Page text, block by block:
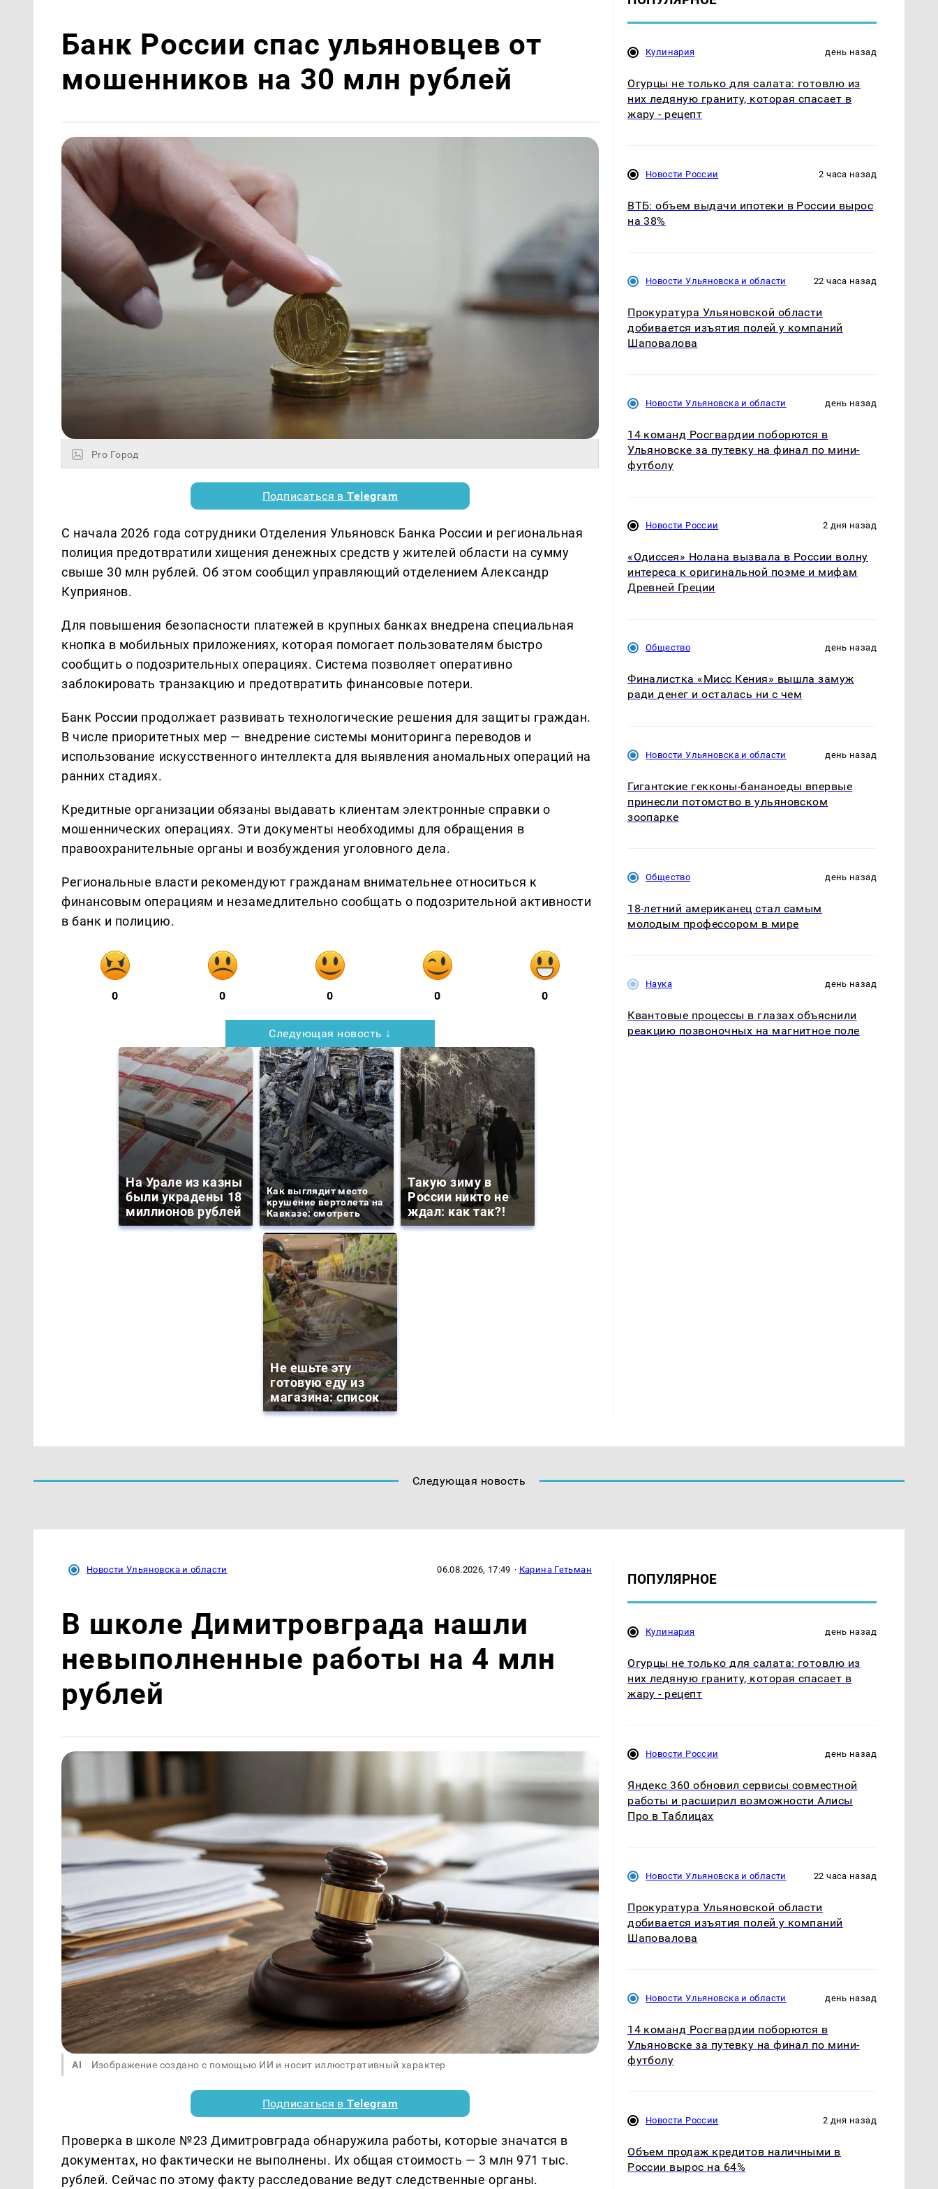
Банк России спас ульяновцев от
мошенников на 30 млн рублей
Pro Город
Подписаться вTelegram
С начала 2026 года сотрудники Отделения Ульяновск Банка России и региональная
полиция предотвратили хищения денежных средств у жителей области на сумму
свыше 30 млн рублей. Об этом сообщил управляющий отделением Александр
Куприянов.
Для повышения безопасности платежей в крупных банках внедрена специальная
кнопка в мобильных приложениях, которая помогает пользователям быстро
сообщить о подозрительных операциях. Система позволяет оперативно
заблокировать транзакцию и предотвратить финансовые потери.
Банк России продолжает развивать технологические решения для защиты граждан.
В числе приоритетных мер — внедрение системы мониторинга переводов и
использование искусственного интеллекта для выявления аномальных операций на
ранних стадиях.
Кредитные организации обязаны выдавать клиентам электронные справки о
мошеннических операциях. Эти документы необходимы для обращения в
правоохранительные органы и возбуждения уголовного дела.
Региональные власти рекомендуют гражданам внимательнее относиться к
финансовым операциям и незамедлительно сообщать о подозрительной активности
в банк и полицию.
0 0 0 0 0
Следующая новость ↓
На Урале из казны
были украдены 18
миллионов рублей
Как выглядит место
крушение вертолета на
Кавказе: смотреть
Такую зиму в
России никто не
ждал: как так?!
Не ешьте эту
готовую еду из
магазина: список
Кулинария день назад
Огурцы не только для салата: готовлю из
них ледяную граниту, которая спасает в
жару - рецепт
Новости России 2 часа назад
ВТБ: объем выдачи ипотеки в России вырос
на 38%
Новости Ульяновска и области 22 часа назад
Прокуратура Ульяновской области
добивается изъятия полей у компаний
Шаповалова
Новости Ульяновска и области день назад
14 команд Росгвардии поборются в
Ульяновске за путевку на финал по мини-
футболу
Новости России 2 дня назад
«Одиссея» Нолана вызвала в России волну
интереса к оригинальной поэме и мифам
Древней Греции
Общество день назад
Финалистка «Мисс Кения» вышла замуж
ради денег и осталась ни с чем
Новости Ульяновска и области день назад
Гигантские гекконы-бананоеды впервые
принесли потомство в ульяновском
зоопарке
Общество день назад
18-летний американец стал самым
молодым профессором в мире
Наука день назад
Квантовые процессы в глазах объяснили
реакцию позвоночных на магнитное поле
Следующая новость
Новости Ульяновска и области 06.08.2026, 17:49 · Карина Гетьман
В школе Димитровграда нашли
невыполненные работы на 4 млн
рублей
AI Изображение создано с помощью ИИ и носит иллюстративный характер
Подписаться вTelegram
Проверка в школе №23 Димитровграда обнаружила работы, которые значатся в
документах, но фактически не выполнены. Их общая стоимость — 3 млн 971 тыс.
рублей. Сейчас по этому факту расследование ведут следственные органы.
ПОПУЛЯРНОЕ
Кулинария день назад
Огурцы не только для салата: готовлю из
них ледяную граниту, которая спасает в
жару - рецепт
Новости России день назад
Яндекс 360 обновил сервисы совместной
работы и расширил возможности Алисы
Про в Таблицах
Новости Ульяновска и области 22 часа назад
Прокуратура Ульяновской области
добивается изъятия полей у компаний
Шаповалова
Новости Ульяновска и области день назад
14 команд Росгвардии поборются в
Ульяновске за путевку на финал по мини-
футболу
Новости России 2 дня назад
Объем продаж кредитов наличными в
России вырос на 64%